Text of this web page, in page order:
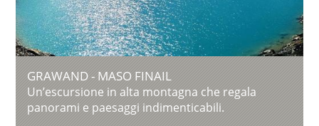
GRAWAND - MASO FINAIL
Un’escursione in alta montagna che regala
panorami e paesaggi indimenticabili.